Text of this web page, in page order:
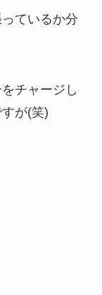
ているか分
チャージし
が(笑)